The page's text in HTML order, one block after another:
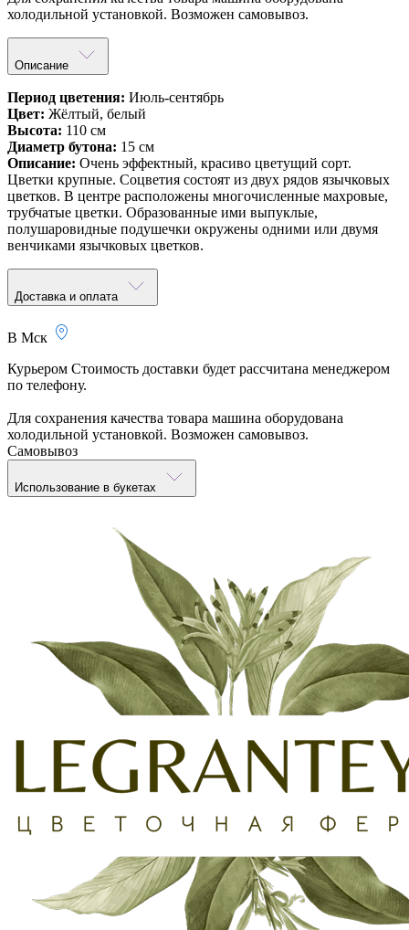
холодильной установкой. Возможен самовывоз.
Описание
Период цветения: Июль-сентябрь
Цвет: Жёлтый, белый
Высота: 110 см
Диаметр бутона: 15 см
Описание: Очень эффектный, красиво цветущий сорт.
Цветки крупные. Соцветия состоят из двух рядов язычковых
цветков. В центре расположены многочисленные махровые,
трубчатые цветки. Образованные ими выпуклые,
полушаровидные подушечки окружены одними или двумя
венчиками язычковых цветков.
Доставка и оплата
В Мск
Курьером Стоимость доставки будет рассчитана менеджером
по телефону.
Для сохранения качества товара машина оборудована
холодильной установкой. Возможен самовывоз.
Самовывоз
Использование в букетах